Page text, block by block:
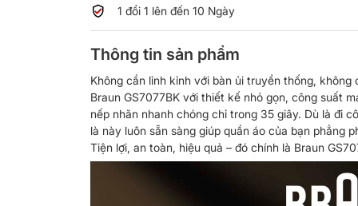
1 đổi 1 lên đến 10 Ngày
Thông tin sản phẩm
Không cần lỉnh kỉnh với bàn ủi truyền thống,
Braun GS7077BK với thiết kế nhỏ gọn, công suất
nếp nhăn nhanh chóng chỉ trong 35 giây. Dù là đi
là này luôn sẵn sàng giúp quần áo của bạn phẳng
Tiện lợi, an toàn, hiệu quả – đó chính là Braun